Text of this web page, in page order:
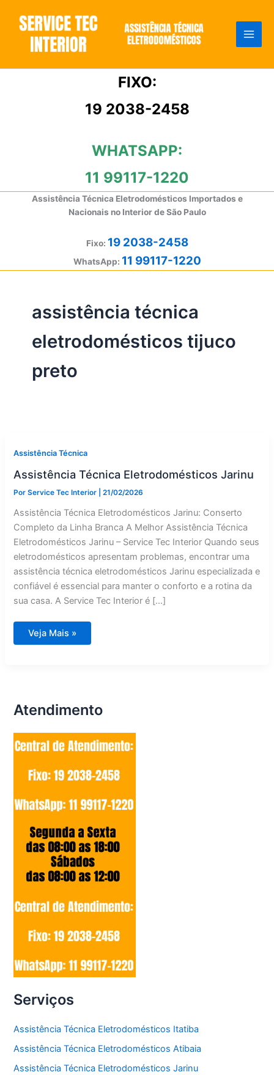
conteúdo
FIXO:
19 2038-2458
WHATSAPP:
11 99117-1220
Assistência Técnica Eletrodomésticos Importados e
Nacionais no Interior de São Paulo
Fixo: 19 2038-2458
WhatsApp: 11 99117-1220
assistência técnica
eletrodomésticos tijuco
preto
Assistência Técnica
Assistência Técnica Eletrodomésticos Jarinu
PorService Tec Interior |21/02/2026
Assistência Técnica Eletrodomésticos Jarinu: Conserto
Completo da Linha Branca A Melhor Assistência Técnica
Eletrodomésticos Jarinu – Service Tec Interior Quando seus
eletrodomésticos apresentam problemas, encontrar uma
assistência técnica eletrodomésticos Jarinu especializada e
confiável é essencial para manter o conforto e a rotina da
sua casa. A Service Tec Interior é […]
Assistência
Técnica
Veja Mais »
Atendimento
Serviços
Assistência Técnica Eletrodomésticos Itatiba
Assistência Técnica Eletrodomésticos Atibaia
Assistência Técnica Eletrodomésticos Jarinu